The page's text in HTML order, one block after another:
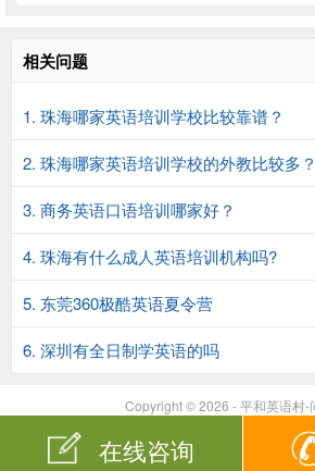
相关问题
1. 珠海哪家英语培训学校比较靠谱？
2. 珠海哪家英语培训学校的外教比较多？
3. 商务英语口语培训哪家好？
4. 珠海有什么成人英语培训机构吗?
5. 东莞360极酷英语夏令营
6. 深圳有全日制学英语的吗
在线咨询
Copyright © 2026 - 平和英语村-